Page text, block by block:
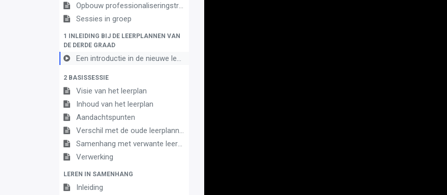
Opbouw professionaliseringstraject
Sessies in groep
1 INLEIDING BIJ DE LEERPLANNEN VAN
DE DERDE GRAAD
Een introductie in de nieuwe leerplannen van de derde graad
2 BASISSESSIE
Visie van het leerplan
Inhoud van het leerplan
Aandachtspunten
Verschil met de oude leerplannen
Samenhang met verwante leerplannen
Verwerking
LEREN IN SAMENHANG
Inleiding